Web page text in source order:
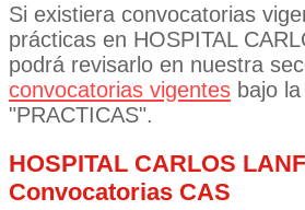
Si existiera convocatorias
prácticas en HOSPITAL
podrá revisarlo en nuestra
convocatorias vigentes bajo
"PRACTICAS".
HOSPITAL CARLOS
Convocatorias CAS